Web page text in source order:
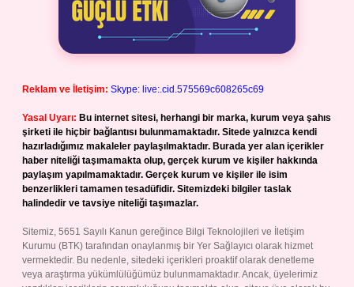
Reklam ve İletişim: Skype: live:.cid.575569c608265c69
Yasal Uyarı: Bu internet sitesi, herhangi bir marka, kurum veya şahıs
şirketi ile hiçbir bağlantısı bulunmamaktadır. Sitede yalnızca kendi
hazırladığımız makaleler paylaşılmaktadır. Burada yer alan içerikler
haber niteliği taşımamakta olup, gerçek kurum ve kişiler hakkında
paylaşım yapılmamaktadır. Gerçek kurum ve kişiler ile isim
benzerlikleri tamamen tesadüfidir. Sitemizdeki bilgiler taslak
halindedir ve tavsiye niteliği taşımazlar.
Sitemiz, 5651 Sayılı Kanun gereğince Bilgi Teknolojileri ve İletişim
Kurumu (BTK) tarafından onaylanmış bir Yer Sağlayıcı olarak hizmet
vermektedir. Bu nedenle, sitedeki içerikleri proaktif olarak denetleme
veya araştırma yükümlülüğümüz bulunmamaktadır. Ancak, üyelerimiz